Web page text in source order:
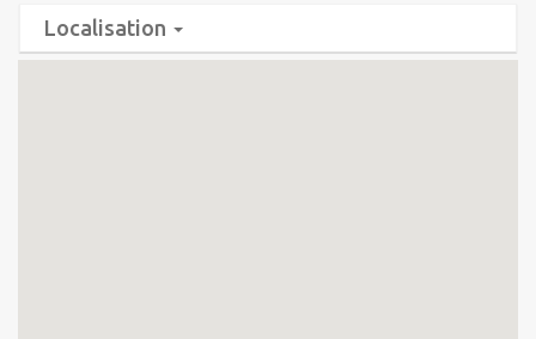
Localisation